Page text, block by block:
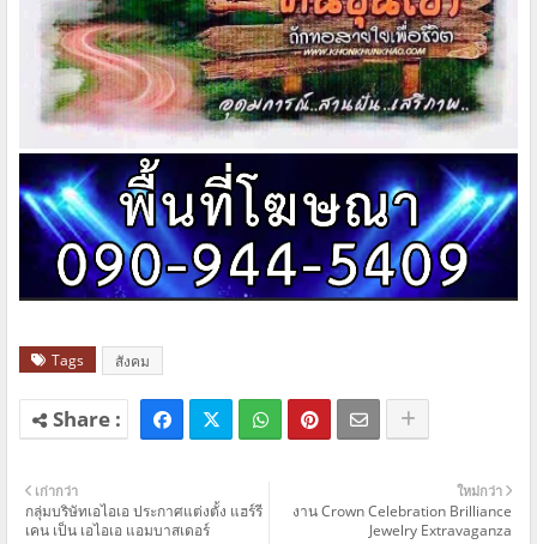
Tags สังคม
ใหม่กว่า
งาน Crown Celebration Brilliance
Jewelry Extravaganza
เก่ากว่า
กลุ่มบริษัทเอไอเอ ประกาศแต่งตั้ง แฮร์รี
เคน เป็น เอไอเอ แอมบาสเดอร์